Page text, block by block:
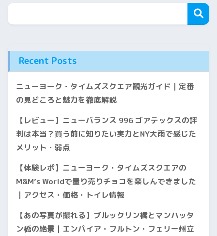
Recent Posts
ニューヨーク・タイムズスクエア観光ガイド｜定番
の見どころと魅力を徹底解説
【レビュー】ニューバランス 996 ゴアテックスの評
判は本当？買う前に知りたい実力とNY大雨で感じた
メリット・弱点
【体験レポ】ニューヨーク・タイムズスクエアの
M&M’s Worldで量り売りチョコを楽しんできました
｜アクセス・価格・トイレ情報
【あの写真が撮れる】ブルックリン橋とマンハッタ
ン橋の絶景｜エンパイア・フルトン・フェリー州立